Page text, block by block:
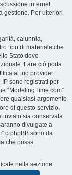
internet;
gestione. Per ulteriori
calunnia,
tipo di materiale che
Stato dove
Fare ciò porta
al tuo provider
sono registrati per
“ModelingTime.com”
qualsiasi argomento
di questo servizio,
inviato sia conservata
divulgate a
o phpBB sono da
che possa
nella sezione